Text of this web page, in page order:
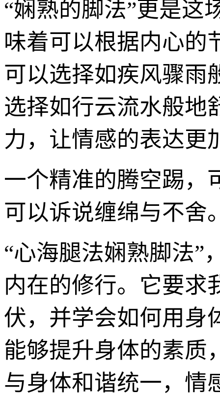
“娴熟的脚法”更是这
味着可以根据内心的
可以选择如疾风骤雨
选择如行云流水般地
力，让情感的表达更
一个精准的腾空踢，
可以诉说缠绵与不舍
“心海腿法娴熟脚法”
内在的修行。它要求
伏，并学会如何用身
能够提升身体的素质
与身体和谐统一，情